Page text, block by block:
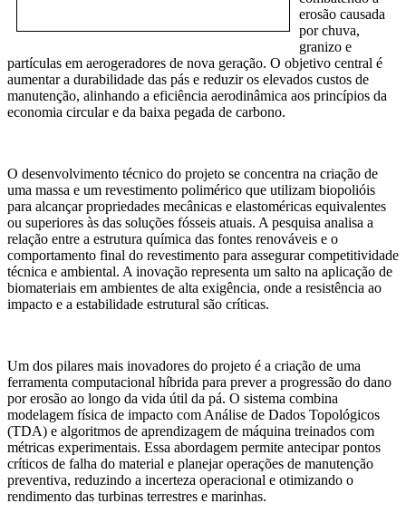
erosão causada
por chuva,
granizo e
partículas em aerogeradores de nova geração. O objetivo central é
aumentar a durabilidade das pás e reduzir os elevados custos de
manutenção, alinhando a eficiência aerodinâmica aos princípios da
economia circular e da baixa pegada de carbono.
O desenvolvimento técnico do projeto se concentra na criação de
uma massa e um revestimento polimérico que utilizam biopolióis
para alcançar propriedades mecânicas e elastoméricas equivalentes
ou superiores às das soluções fósseis atuais. A pesquisa analisa a
relação entre a estrutura química das fontes renováveis e o
comportamento final do revestimento para assegurar competitividade
técnica e ambiental. A inovação representa um salto na aplicação de
biomateriais em ambientes de alta exigência, onde a resistência ao
impacto e a estabilidade estrutural são críticas.
Um dos pilares mais inovadores do projeto é a criação de uma
ferramenta computacional híbrida para prever a progressão do dano
por erosão ao longo da vida útil da pá. O sistema combina
modelagem física de impacto com Análise de Dados Topológicos
(TDA) e algoritmos de aprendizagem de máquina treinados com
métricas experimentais. Essa abordagem permite antecipar pontos
críticos de falha do material e planejar operações de manutenção
preventiva, reduzindo a incerteza operacional e otimizando o
rendimento das turbinas terrestres e marinhas.